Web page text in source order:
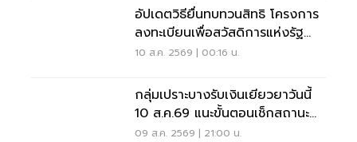
อัปเดตวิธียื่นทบทวนสิทธิ โครงการ
ลงทะเบียนเพื่อสวัสดิการแห่งรัฐ
2569 เช็คที่นี่
10 ส.ค. 2569 | 00:16 น.
กลุ่มเปราะบางรับเงินเยียวยาวันนี้
10 ส.ค.69 แนะขั้นตอนเช็กสถานะ
ผ่านแอปทางรัฐ
09 ส.ค. 2569 | 21:00 น.